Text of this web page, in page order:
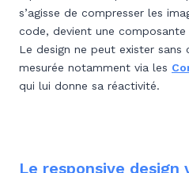
s’agisse de compresser les
code, devient une composante
Le design ne peut exister sans
mesurée notamment via les
qui lui donne sa réactivité.
Le responsive